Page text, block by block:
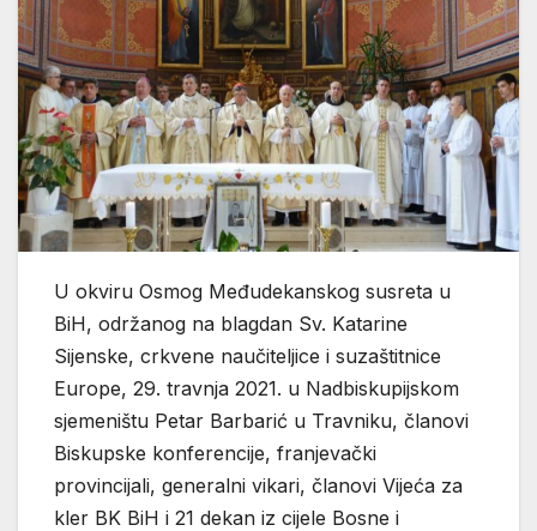
U okviru Osmog Međudekanskog susreta u
BiH, održanog na blagdan Sv. Katarine
Sijenske, crkvene naučiteljice i suzaštitnice
Europe, 29. travnja 2021. u Nadbiskupijskom
sjemeništu Petar Barbarić u Travniku, članovi
Biskupske konferencije, franjevački
provincijali, generalni vikari, članovi Vijeća za
kler BK BiH i 21 dekan iz cijele Bosne i